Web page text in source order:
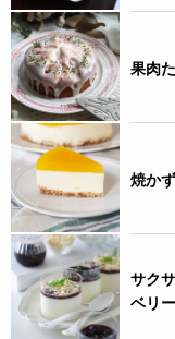
果肉
焼か
サク
ベリ